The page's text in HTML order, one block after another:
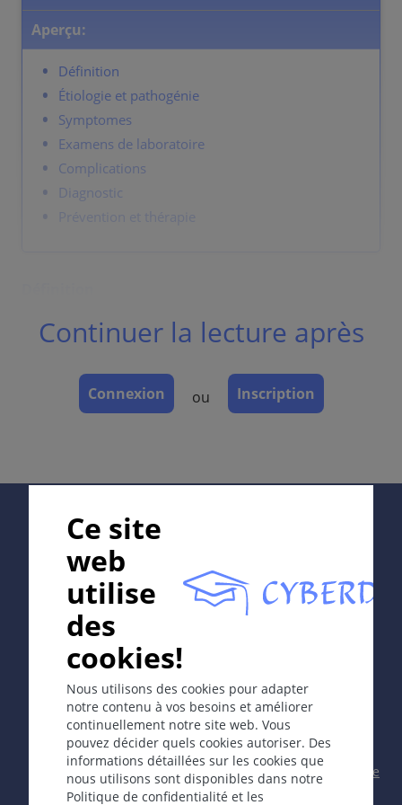
Aperçu:
Définition
Étiologie et pathogénie
Symptomes
Examens de laboratoire
Complications
Diagnostic
Prévention et thérapie
Trouble de la croissance de l'ongle.
Exemples: psoriasis, lichen plan, eczéma, troubles du
métabolisme, lésion toxique, souvent idiopathique.
l'ongle; troubles de croissance.
Examens de laboratoire
Exclure une mycose.
Complications
Une surinfection fongique est possible.
Diagnostic
Tableau clinique, contexte clinique.
Prévention et thérapie
Prise en charge de la maladie de base.
Notes personnelles
Continuer la lecture après
Connexion ou Inscription
Ce site
web
utilise
des
cookies!
Nous utilisons des cookies pour adapter
notre contenu à vos besoins et améliorer
continuellement notre site web. Vous
pouvez décider quels cookies autoriser. Des
informations détaillées sur les cookies que
nous utilisons sont disponibles dans notre
Politique de confidentialité et les
In collaboration with Erasmus+ hEduLearnIt editorial
Copyright © 2003-2026 CYBERDERM Editorial Group -
Rédacteur fondateur Guenter Burg, M.D.- Concept et
coordination par Vahid Djamei, Zurich
All rights reserved.
Contact |Impressum|Soutenu par|
Politique
de confidentialité|Conditions